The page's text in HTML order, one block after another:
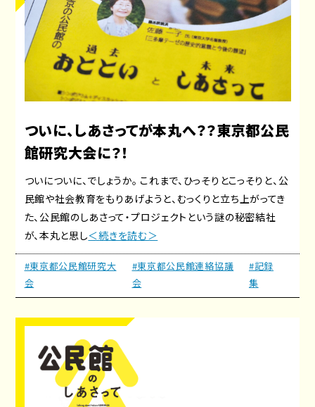
ついに、しあさってが本丸へ？？東京都公民
館研究大会に？！
ついについに、でしょうか。 これまで、ひっそりとこっそりと、公
民館や社会教育をもりあげようと、むっくりと立ち上がってき
た、公民館のしあさって・プロジェクトという謎の秘密結社
が、本丸と思し＜続きを読む＞
#東京都公民館研究大
会
#東京都公民館連絡協議
会
#記録
集